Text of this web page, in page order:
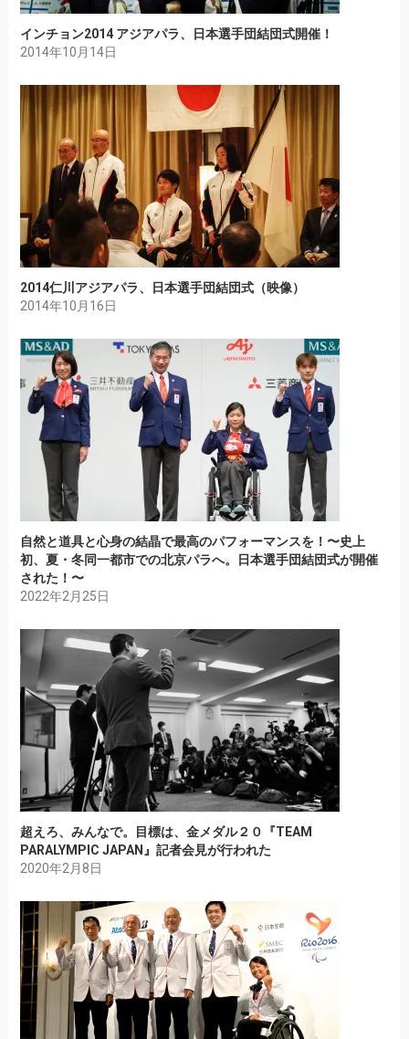
インチョン2014 アジアパラ、日本選手団結団式開催！
2014年10月14日
2014仁川アジアパラ、日本選手団結団式（映像）
2014年10月16日
自然と道具と心身の結晶で最高のパフォーマンスを！〜史上
初、夏・冬同一都市での北京パラへ。日本選手団結団式が開催
された！〜
2022年2月25日
超えろ、みんなで。目標は、金メダル２０『TEAM
PARALYMPIC JAPAN』記者会見が行われた
2020年2月8日